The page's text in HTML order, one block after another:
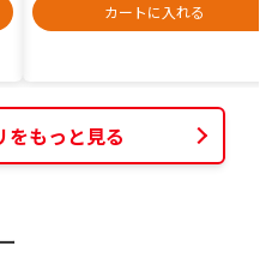
カートに入れる
をもっと見る